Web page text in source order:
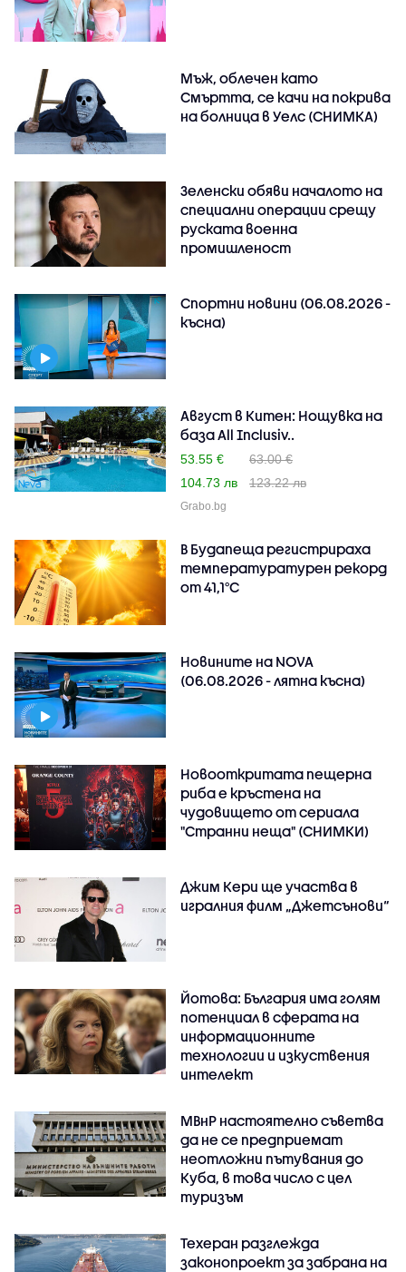
Мъж, облечен като
Смъртта, се качи на покрива
на болница в Уелс (СНИМКА)
Зеленски обяви началото на
специални операции срещу
руската военна
промишленост
Спортни новини (06.08.2026 -
късна)
Август в Китен: Нощувка на
база All Inclusiv..
53.55 €
63.00 €
104.73 лв
123.22 лв
Grabo.bg
В Будапеща регистрираха
температуратурен рекорд
от 41,1°C
Новините на NOVA
(06.08.2026 - лятна късна)
Новооткритата пещерна
риба е кръстена на
чудовището от сериала
"Странни неща" (СНИМКИ)
Джим Кери ще участва в
игралния филм „Джетсънови“
Йотова: България има голям
потенциал в сферата на
информационните
технологии и изкуствения
интелект
МВнР настоятелно съветва
да не се предприемат
неотложни пътувания до
Куба, в това число с цел
туризъм
Техеран разглежда
законопроект за забрана на